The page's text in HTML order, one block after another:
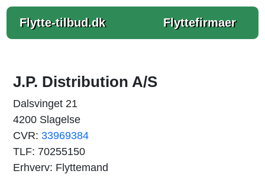
Flytte-tilbud.dk Flyttefirmaer
J.P. Distribution A/S
Dalsvinget 21
4200 Slagelse
CVR: 33969384
TLF: 70255150
Erhverv: Flyttemand